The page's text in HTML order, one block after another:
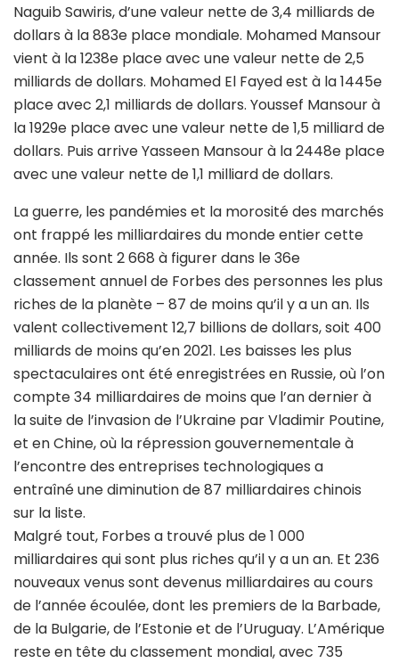
Naguib Sawiris, d’une valeur nette de 3,4 milliards de
dollars à la 883e place mondiale. Mohamed Mansour
vient à la 1238e place avec une valeur nette de 2,5
milliards de dollars. Mohamed El Fayed est à la 1445e
place avec 2,1 milliards de dollars. Youssef Mansour à
la 1929e place avec une valeur nette de 1,5 milliard de
dollars. Puis arrive Yasseen Mansour à la 2448e place
avec une valeur nette de 1,1 milliard de dollars.
La guerre, les pandémies et la morosité des marchés
ont frappé les milliardaires du monde entier cette
année. Ils sont 2 668 à figurer dans le 36e
classement annuel de Forbes des personnes les plus
riches de la planète – 87 de moins qu’il y a un an. Ils
valent collectivement 12,7 billions de dollars, soit 400
milliards de moins qu’en 2021. Les baisses les plus
spectaculaires ont été enregistrées en Russie, où l’on
compte 34 milliardaires de moins que l’an dernier à
la suite de l’invasion de l’Ukraine par Vladimir Poutine,
et en Chine, où la répression gouvernementale à
l’encontre des entreprises technologiques a
entraîné une diminution de 87 milliardaires chinois
sur la liste.
Malgré tout, Forbes a trouvé plus de 1 000
milliardaires qui sont plus riches qu’il y a un an. Et 236
nouveaux venus sont devenus milliardaires au cours
de l’année écoulée, dont les premiers de la Barbade,
de la Bulgarie, de l’Estonie et de l’Uruguay. L’Amérique
reste en tête du classement mondial, avec 735